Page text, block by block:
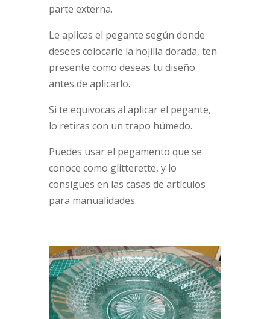
parte externa.
Le aplicas el pegante según donde
desees colocarle la hojilla dorada, ten
presente como deseas tu diseño
antes de aplicarlo.
Si te equivocas al aplicar el pegante,
lo retiras con un trapo húmedo.
Puedes usar el pegamento que se
conoce como glitterette, y lo
consigues en las casas de artículos
para manualidades.